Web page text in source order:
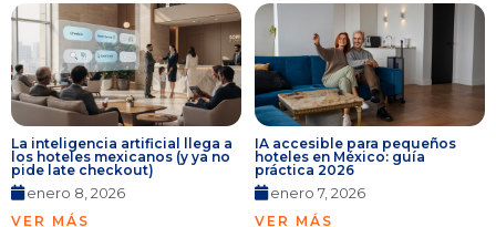
La inteligencia artificial llega a
los hoteles mexicanos (y ya no
pide late checkout)
enero 8, 2026
VER MÁS
IA accesible para pequeños
hoteles en México: guía
práctica 2026
enero 7, 2026
VER MÁS